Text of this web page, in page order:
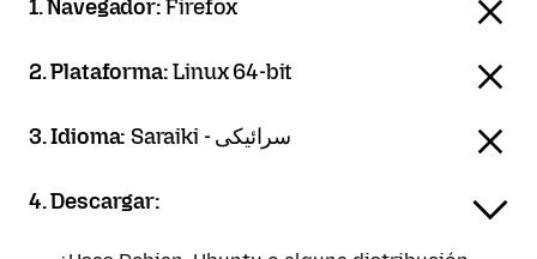
1. Navegador:Firefox
2. Plataforma:Linux 64-bit
3. Idioma: Saraiki - سرائیکی
4. Descargar: